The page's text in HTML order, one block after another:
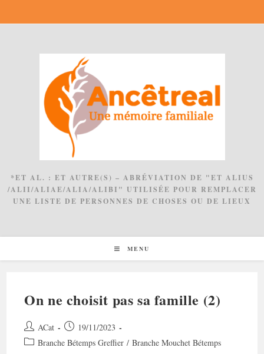
*ET AL. : ET AUTRE(S) – ABRÉVIATION DE "ET ALIUS
/ALII/ALIAE/ALIA/ALIBI" UTILISÉE POUR REMPLACER
UNE LISTE DE PERSONNES DE CHOSES OU DE LIEUX
MENU
On ne choisit pas sa famille (2)
Auteur/autrice
de
ACat
Post
published:
19/11/2023
PostBranche Bétemps Greffier / Branche Mouchet Bétemps